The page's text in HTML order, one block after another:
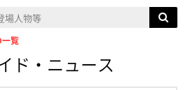
覧
ド・ニュース